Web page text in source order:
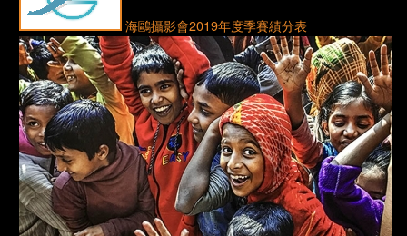
海鷗攝影會2019年度季賽績分表